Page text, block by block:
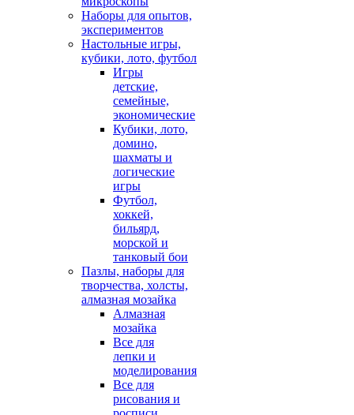
Наборы для опытов,
экспериментов
Настольные игры,
кубики, лото, футбол
Игры
детские,
семейные,
экономические
Кубики, лото,
домино,
шахматы и
логические
игры
Футбол,
хоккей,
бильярд,
морской и
танковый бои
Пазлы, наборы для
творчества, холсты,
алмазная мозайка
Алмазная
мозайка
Все для
лепки и
моделирования
Все для
рисования и